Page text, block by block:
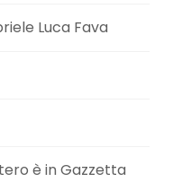
Luca Fava
è in Gazzetta